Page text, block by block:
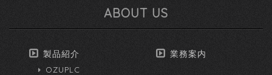
ABOUT US
製品紹介
OZUPLC
業務案内